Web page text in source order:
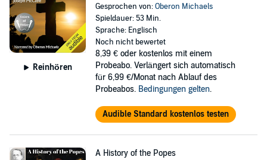
Reinhören
Gesprochen von:Oberon Michaels
Spieldauer: 53 Min.
Sprache: Englisch
Noch nicht bewertet
8,39 € oder kostenlos mit einem
Probeabo. Verlängert sich automatisch
für 6,99 €/Monat nach Ablauf des
Probeabos. Bedingungen gelten.
Audible Standard kostenlos testen
A History of the Popes